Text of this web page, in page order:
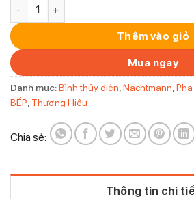
Thêm vào giỏ
Mua ngay
Danh mục:Bình thủy điện Nachtmann Pha
BẾP Thương Hiệu
Chia sẻ:
Thông tin chi